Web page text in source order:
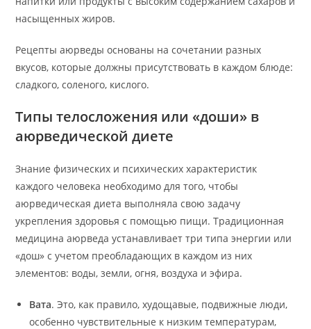
насыщенных жиров.
Рецепты аюрведы основаны на сочетании разных
вкусов, которые должны присутствовать в каждом блюде:
сладкого, соленого, кислого.
Типы телосложения или «доши» в
аюрведической диете
Знание физических и психических характеристик
каждого человека необходимо для того, чтобы
аюрведическая диета выполняла свою задачу
укрепления здоровья с помощью пищи. Традиционная
медицина аюрведа устанавливает три типа энергии или
«дош» с учетом преобладающих в каждом из них
элементов: воды, земли, огня, воздуха и эфира.
Вата. Это, как правило, худощавые, подвижные люди,
особенно чувствительные к низким температурам,